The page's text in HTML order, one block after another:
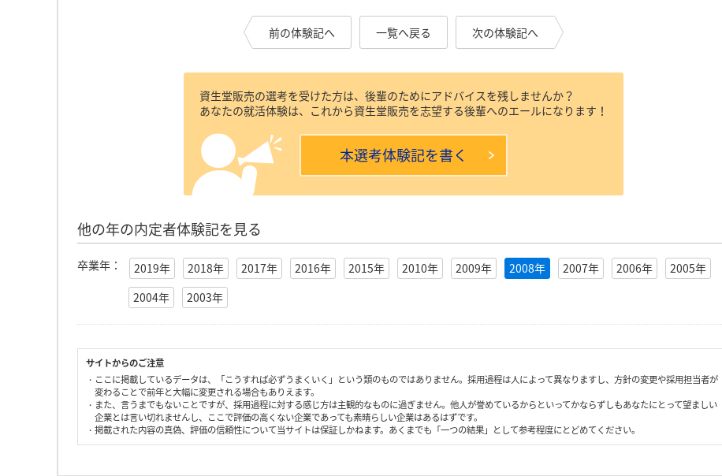
前の体験記へ 一覧へ戻る 次の体験記へ
資生堂販売の選考を受けた方は、後輩のためにアドバイスを残しませんか？
あなたの就活体験は、これから資生堂販売を志望する後輩へのエールになります！
本選考体験記を書く
他の年の内定者体験記を見る
卒業年： 2019年 2018年 2017年 2016年 2015年 2010年 2009年 2008年 2007年 2006年
2005年
2004年
2003年
サイトからのご注意
・ここに掲載しているデータは、「こうすれば必ずうまくいく」という類のものではありません。採用過程は人によって異なりますし、方針の変更や採用担当者が
変わることで前年と大幅に変更される場合もありえます。
・また、言うまでもないことですが、採用過程に対する感じ方は主観的なものに過ぎません。他人が誉めているからといってかならずしもあなたにとって望ましい
企業とは言い切れませんし、ここで評価の高くない企業であっても素晴らしい企業はあるはずです。
・掲載された内容の真偽、評価の信頼性について当サイトは保証しかねます。あくまでも「一つの結果」として参考程度にとどめてください。